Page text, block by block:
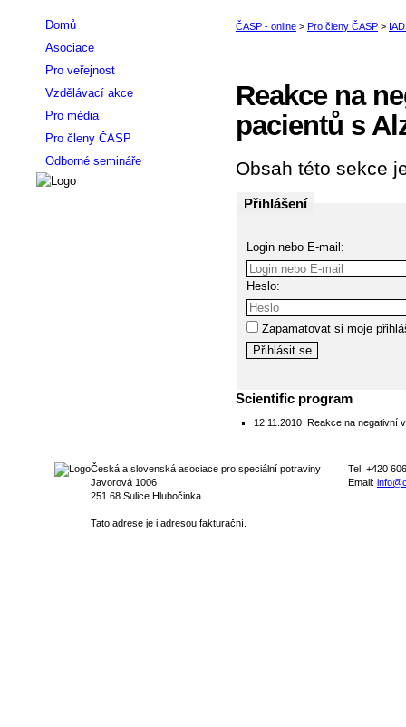
Reakce na
pacientů s
Obsah této sekce
Přihlášení
Login nebo E-mail:
Heslo:
Zapamatovat si moje
Scientific program
12.11.2010 Reakce na negativní
Domů
Asociace
Pro veřejnost
Vzdělávací akce
Pro média
Pro členy ČASP
Odborné semináře
Česká a slovenská asociace pro speciální potraviny
Javorová 1006
251 68 Sulice Hlubočinka
Tato adrese je i adresou fakturační.
Tel: +420
Email: